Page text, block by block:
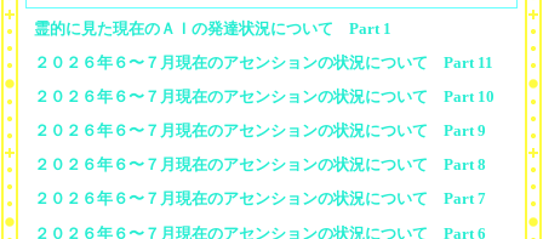
霊的に見た現在のＡＩの発達状況について Part 1
２０２６年６〜７月現在のアセンションの状況について Part 11
２０２６年６〜７月現在のアセンションの状況について Part 10
２０２６年６〜７月現在のアセンションの状況について Part 9
２０２６年６〜７月現在のアセンションの状況について Part 8
２０２６年６〜７月現在のアセンションの状況について Part 7
２０２６年６〜７月現在のアセンションの状況について Part 6